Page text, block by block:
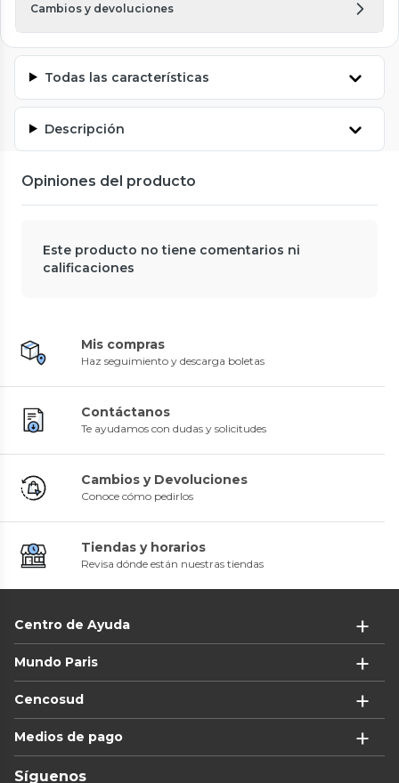
Cambios y devoluciones
Todas las características
Descripción
Opiniones del producto
Este producto no tiene comentarios ni
calificaciones
Mis compras
Haz seguimiento y descarga boletas
Contáctanos
Te ayudamos con dudas y solicitudes
Cambios y Devoluciones
Conoce cómo pedirlos
Tiendas y horarios
Revisa dónde están nuestras tiendas
Centro de Ayuda
Mundo Paris
Cencosud
Medios de pago
Síguenos